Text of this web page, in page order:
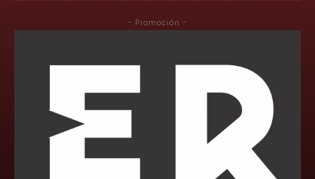
- Promoción -